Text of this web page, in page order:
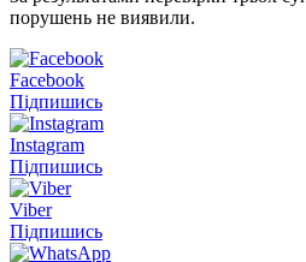
порушень не виявили.
Facebook
Підпишись
Instagram
Підпишись
Viber
Підпишись